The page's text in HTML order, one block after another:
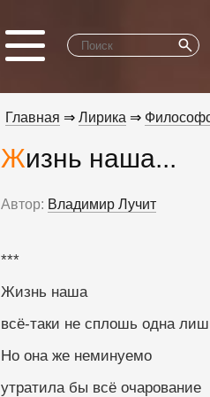
Главная ⇒ Лирика ⇒
Жизнь наша...
Автор: Владимир Лучит
***
Жизнь наша
всё-таки не сплошь одна
Но она же неминуемо
утратила бы всё очарование